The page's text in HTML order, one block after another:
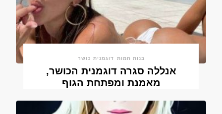
בנות חמות דוגמנית כושר
אנללה סגרה דוגמנית הכושר,
מאמנת ומפתחת הגוף